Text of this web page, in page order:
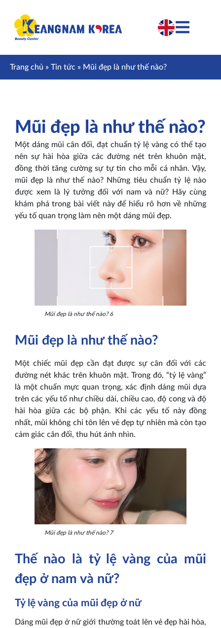
Trang chủ » Tin tức » Mũi đẹp là như thế nào?
Mũi đẹp là như thế nào?
Một dáng mũi cân đối, đạt chuẩn tỷ lệ vàng có thể tạo
nên sự hài hòa giữa các đường nét trên khuôn mặt,
đồng thời tăng cường sự tự tin cho mỗi cá nhân. Vậy,
mũi đẹp là như thế nào? Những tiêu chuẩn tỷ lệ nào
được xem là lý tưởng đối với nam và nữ? Hãy cùng
khám phá trong bài viết này để hiểu rõ hơn về những
yếu tố quan trọng làm nên một dáng mũi đẹp.
Mũi đẹp là như thế nào? 6
Mũi đẹp là như thế nào?
Một chiếc mũi đẹp cần đạt được sự cân đối với các
đường nét khác trên khuôn mặt. Trong đó, “tỷ lệ vàng”
là một chuẩn mực quan trọng, xác định dáng mũi dựa
trên các yếu tố như chiều dài, chiều cao, độ cong và độ
hài hòa giữa các bộ phận. Khi các yếu tố này đồng
nhất, mũi không chỉ tôn lên vẻ đẹp tự nhiên mà còn tạo
cảm giác cân đối, thu hút ánh nhìn.
Mũi đẹp là như thế nào? 7
Thế nào là tỷ lệ vàng của mũi
đẹp ở nam và nữ?
Tỷ lệ vàng của mũi đẹp ở nữ
Dáng mũi đẹp ở nữ giới thường toát lên vẻ đẹp hài hòa,